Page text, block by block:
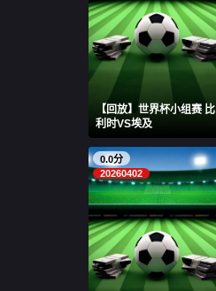
【回放】世界杯小组赛 比
利时VS埃及
0.0分
20260402